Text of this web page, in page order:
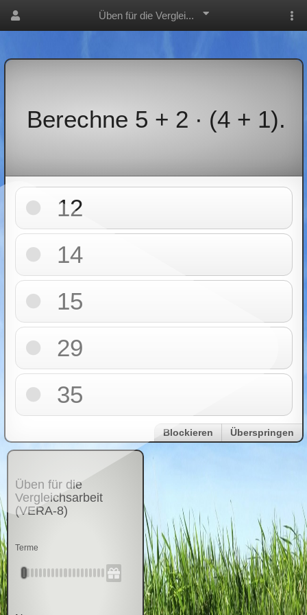
Üben für die Verglei...
Berechne 5 + 2 ∙ (4 + 1).
12
14
15
29
35
Blockieren Überspringen
Üben für die
Vergleichsarbeit
(VERA-8)
Terme